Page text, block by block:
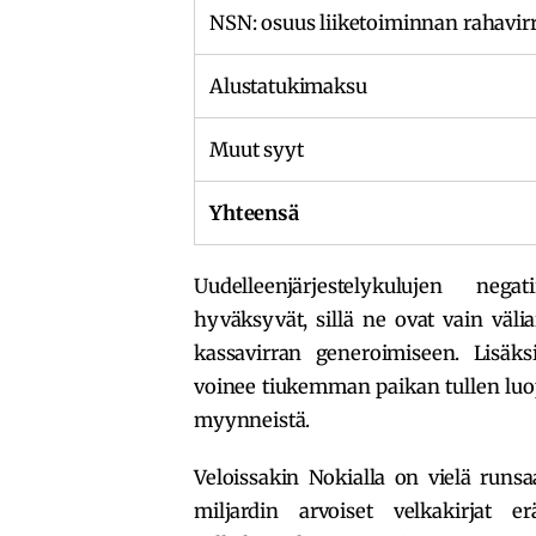
NSN: osuus liiketoiminnan
Alustatukimaksu
Muut syyt
Yhteensä
Uudelleenjärjestelykulujen
hyväksyvät, sillä ne ovat vain
kassavirran generoimiseen.
voinee tiukemman paikan tullen
myynneistä.
Veloissakin Nokialla on vielä
miljardin arvoiset velkakirjat